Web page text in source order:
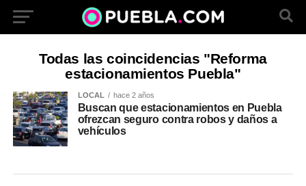
Todas las coincidencias "Reforma
estacionamientos Puebla"
LOCAL hace 2 años
Buscan que estacionamientos en Puebla
ofrezcan seguro contra robos y daños a
vehículos